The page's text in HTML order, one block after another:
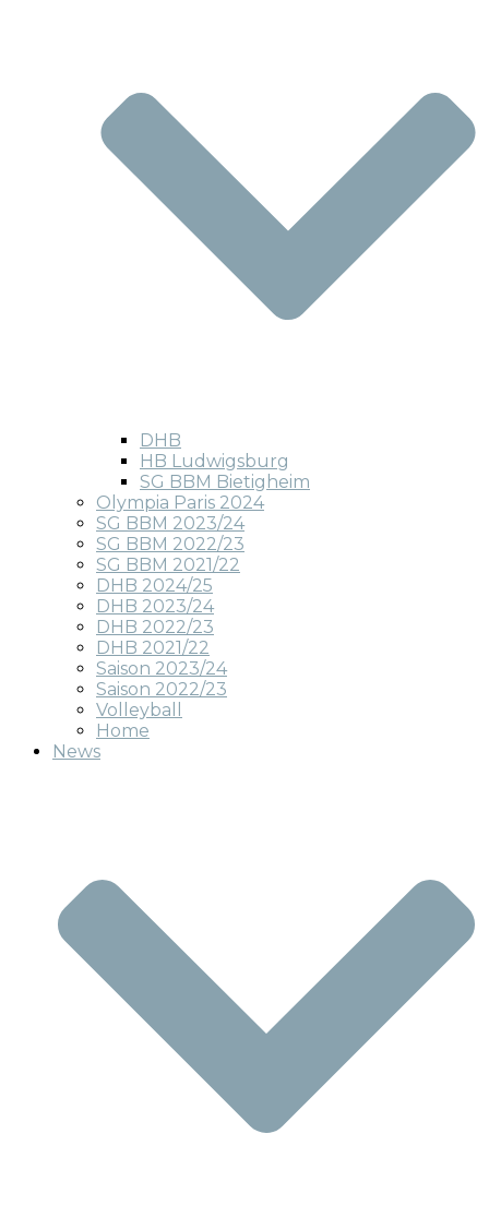
DHB
HB Ludwigsburg
SG BBM Bietigheim
Olympia Paris 2024
SG BBM 2023/24
SG BBM 2022/23
SG BBM 2021/22
DHB 2024/25
DHB 2023/24
DHB 2022/23
DHB 2021/22
Saison 2023/24
Saison 2022/23
Volleyball
Home
News